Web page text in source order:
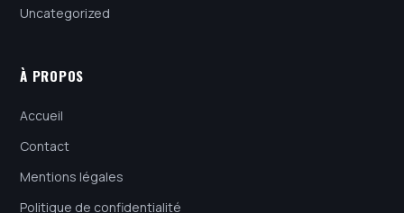
Uncategorized
À PROPOS
Accueil
Contact
Mentions légales
Politique de confidentialité